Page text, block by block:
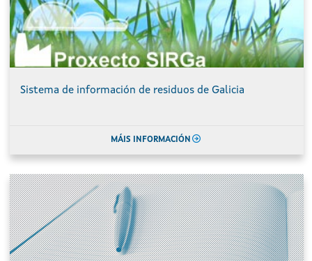
Sistema de información de residuos de Galicia
MÁIS INFORMACIÓN